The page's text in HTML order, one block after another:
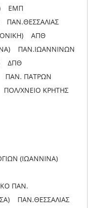
ΕΜΠ
ΠΑΝ.ΘΕΣΣΑΛΙΑΣ
ΑΠΘ
ΠΑΝ.ΙΩΑΝΝΙΝΩΝ
ΔΠΘ
ΠΑΝ. ΠΑΤΡΩΝ
ΧΝΕΙΟ ΚΡΗΤΗΣ
(ΙΩΑΝΝΙΝΑ)
ΠΑΝ.
ΠΑΝ.ΘΕΣΣΑΛΙΑΣ